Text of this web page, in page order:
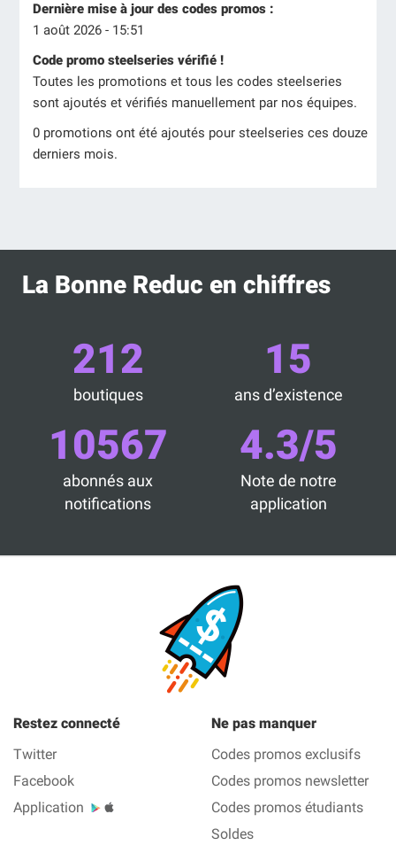
Dernière mise à jour des codes promos :
1 août 2026 - 15:51
Code promo steelseries vérifié !
Toutes les promotions et tous les codes steelseries
sont ajoutés et vérifiés manuellement par nos équipes.
0 promotions ont été ajoutés pour steelseries ces douze
derniers mois.
La Bonne Reduc en chiffres
212
boutiques
15
ans d’existence
10567
abonnés aux
notifications
4.3/5
Note de notre
application
Restez connecté
Twitter
Facebook
Application
Ne pas manquer
Codes promos exclusifs
Codes promos newsletter
Codes promos étudiants
Soldes